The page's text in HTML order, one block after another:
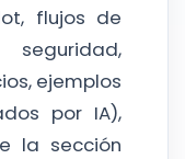
flujos de
ejemplos
por IA),
la sección